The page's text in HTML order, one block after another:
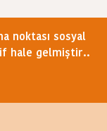
noktası sosyal
hale gelmiştir..